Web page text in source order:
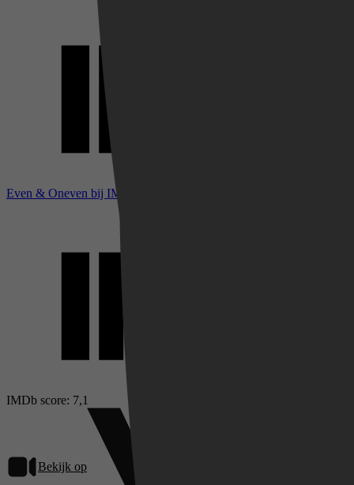
Even & Oneven bij IMDb
IMDb score: 7,1
Bekijk op